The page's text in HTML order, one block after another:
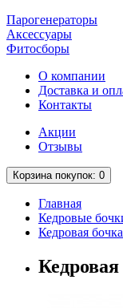
Парогенераторы
Аксессуары
Фитосборы
О компании
Доставка и
Контакты
Акции
Отзывы
Корзинапокупок: 0
Главная
Кедровые
Кедровая